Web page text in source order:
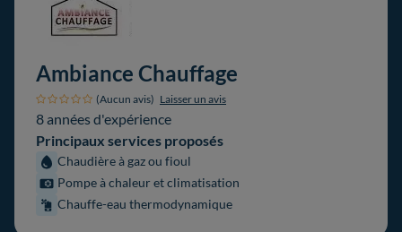
Ambiance Chauffage
(Aucun avis) Laisser un avis
8 années d'expérience
Principaux services proposés
Chaudière à gaz ou fioul
Pompe à chaleur et climatisation
Chauffe-eau thermodynamique